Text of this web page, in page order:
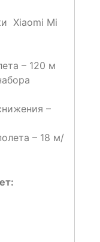
Xiaomi Mi
– 120 м
–
– 18 м/